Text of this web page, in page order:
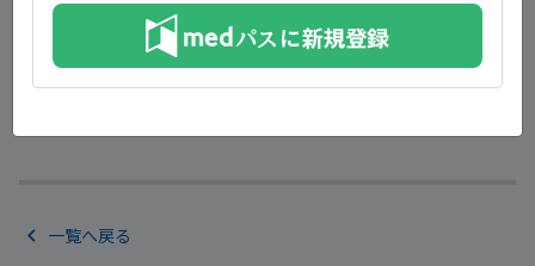
クエスト膠原病内科クリニック 院長
一覧へ戻る